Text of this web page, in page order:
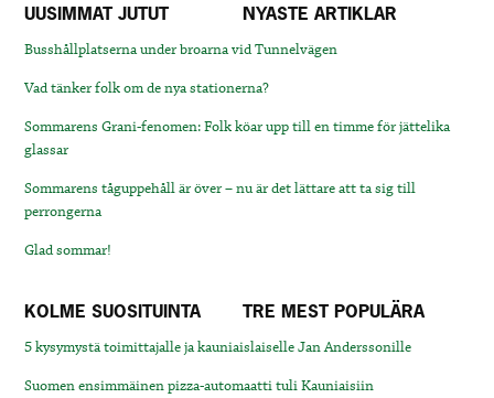
UUSIMMAT JUTUT NYASTE ARTIKLAR
Busshållplatserna under broarna vid Tunnelvägen
Vad tänker folk om de nya stationerna?
Sommarens Grani-fenomen: Folk köar upp till en timme för jättelika
glassar
Sommarens tåguppehåll är över – nu är det lättare att ta sig till
perrongerna
Glad sommar!
KOLME SUOSITUINTA TRE MEST POPULÄRA
5 kysymystä toimittajalle ja kauniaislaiselle Jan Anderssonille
Suomen ensimmäinen pizza-automaatti tuli Kauniaisiin